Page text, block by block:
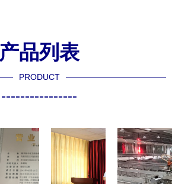
产品列表
PRODUCT
----------------